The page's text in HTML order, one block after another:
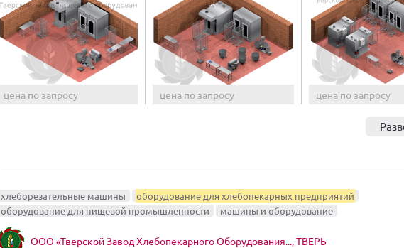
цена по запросу цена по запросу цена по запросу
хлеборезательные машины
оборудование для хлебопекарных предприятий
оборудование для пищевой промышленности
машины и оборудование
ООО «Тверской Завод Хлебопекарного Оборудования..., ТВЕРЬ